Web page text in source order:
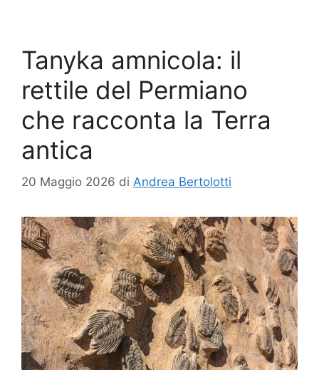
Tanyka amnicola: il
rettile del Permiano
che racconta la Terra
antica
20 Maggio 2026 di Andrea Bertolotti